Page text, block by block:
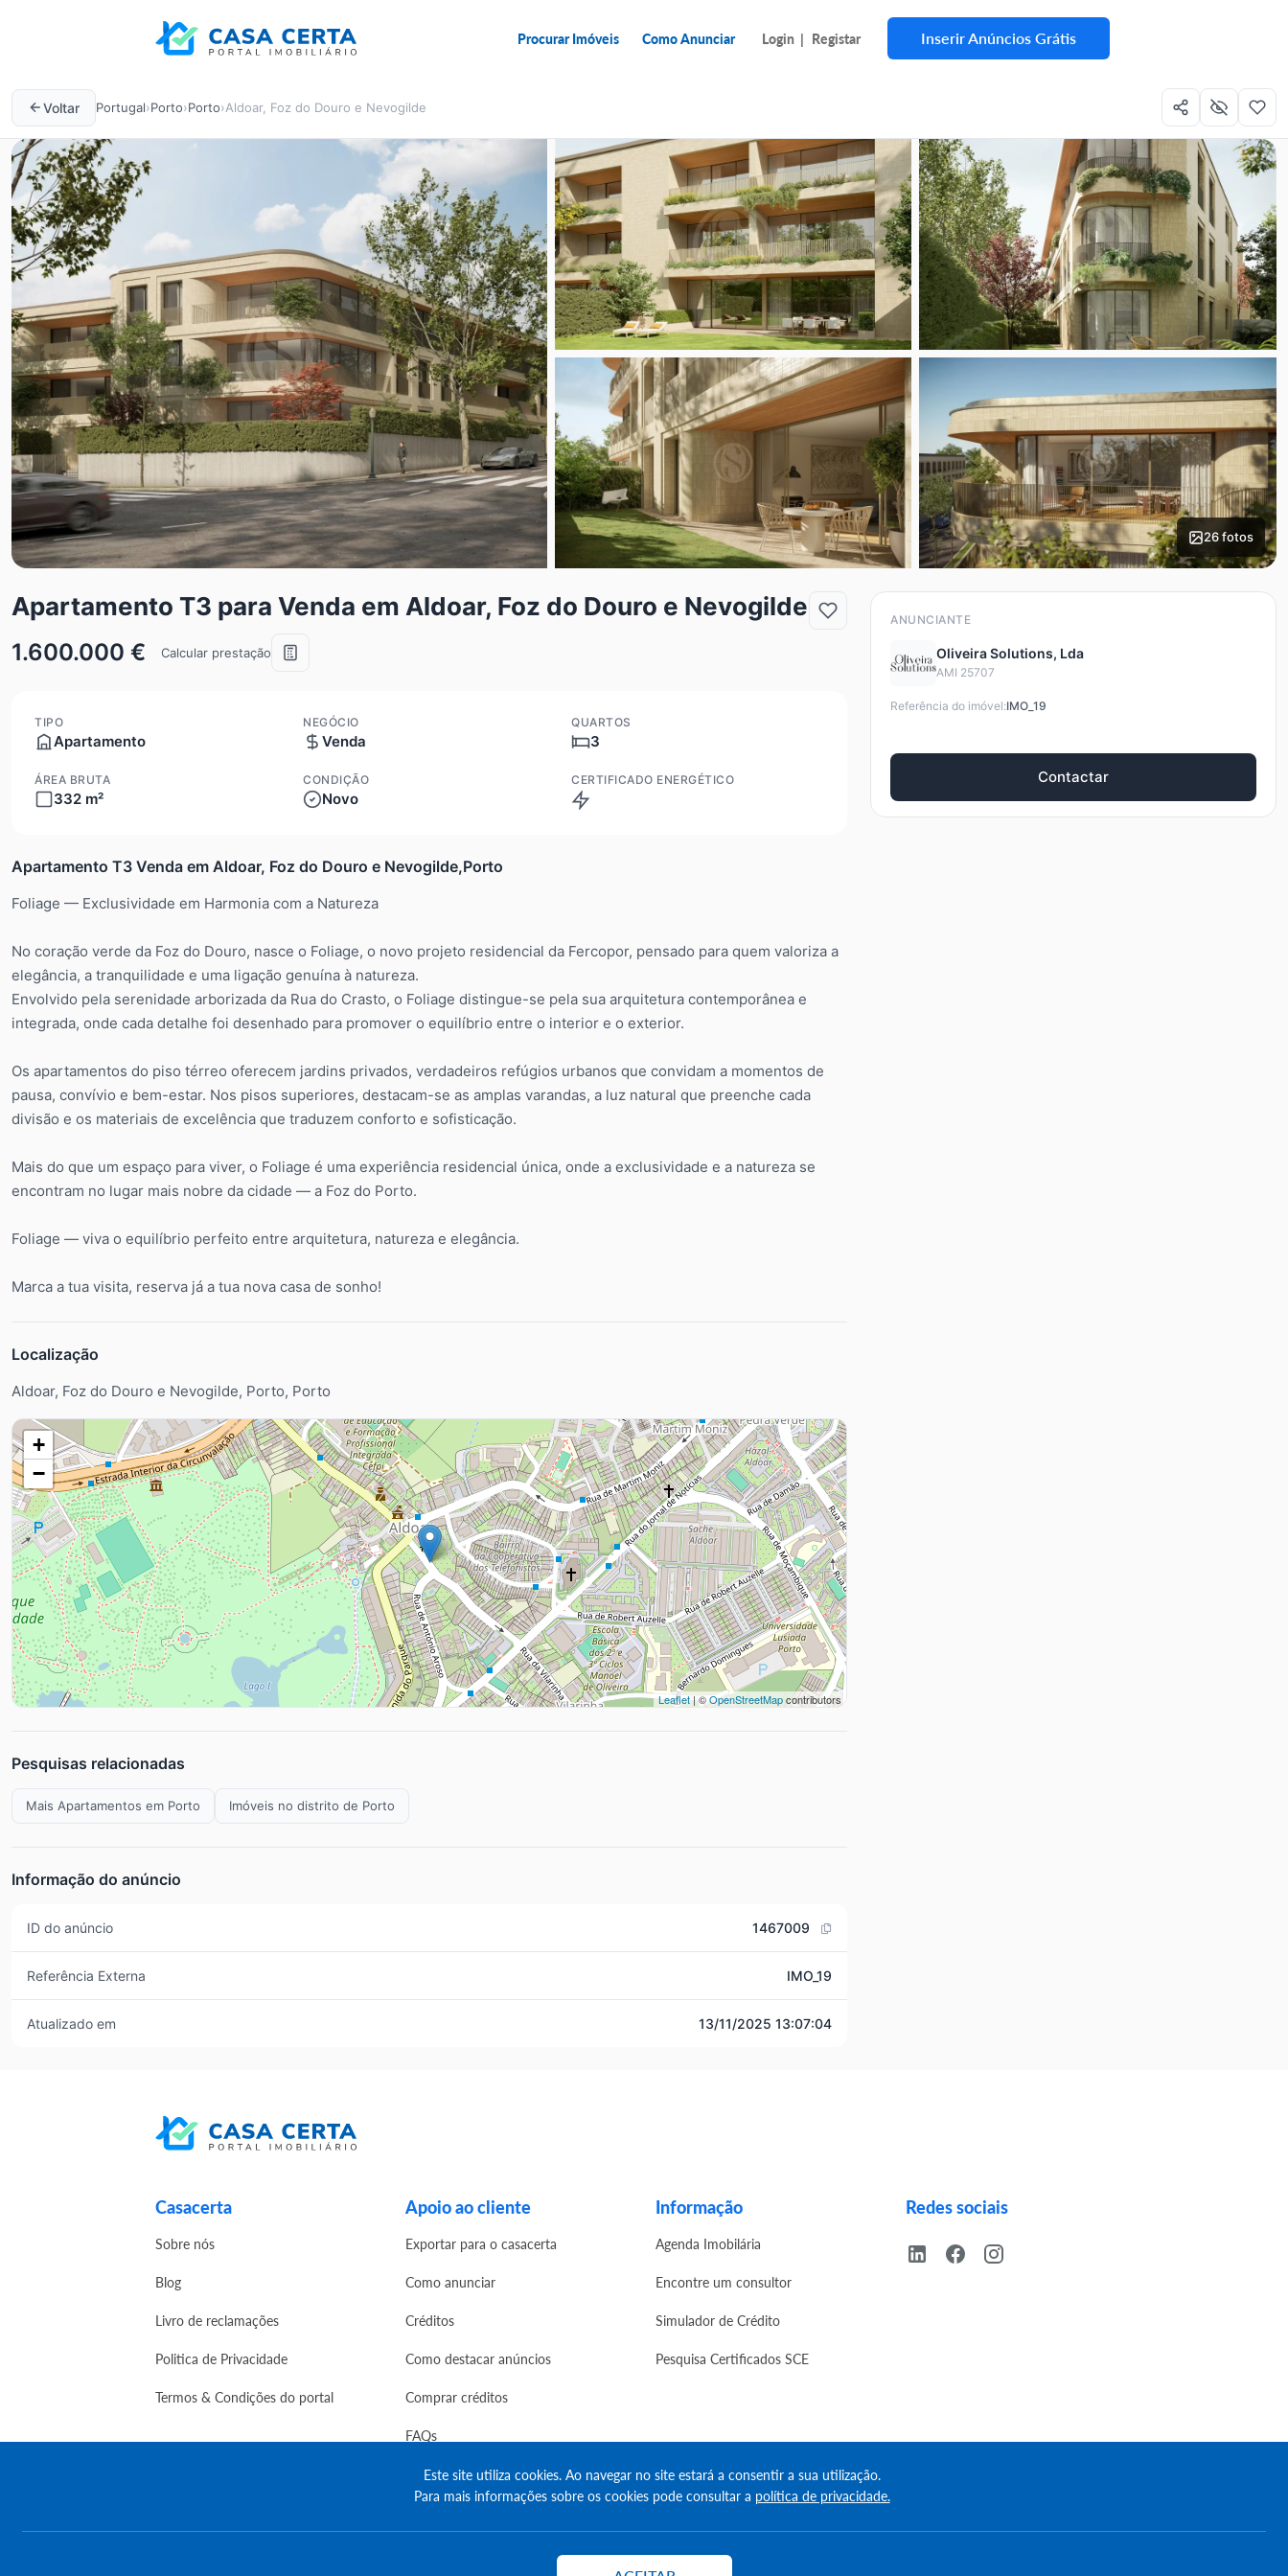
Procurar Imóveis Como Anunciar Login | Registar Inserir Anúncios Grátis
Voltar Portugal›Porto›Porto›Aldoar, Foz do Douro e Nevogilde
26 fotos
Apartamento T3 para Venda em Aldoar, Foz do Douro e Nevogilde
1.600.000 € Calcular prestação
TIPO
Apartamento
NEGÓCIO
Venda
QUARTOS
3
ÁREA BRUTA
332 m²
CONDIÇÃO
Novo
CERTIFICADO ENERGÉTICO
Apartamento T3 Venda em Aldoar, Foz do Douro e Nevogilde,Porto
Foliage — Exclusividade em Harmonia com a Natureza
No coração verde da Foz do Douro, nasce o Foliage, o novo projeto residencial da Fercopor, pensado para quem valoriza a
elegância, a tranquilidade e uma ligação genuína à natureza.
Envolvido pela serenidade arborizada da Rua do Crasto, o Foliage distingue-se pela sua arquitetura contemporânea e
integrada, onde cada detalhe foi desenhado para promover o equilíbrio entre o interior e o exterior.
Os apartamentos do piso térreo oferecem jardins privados, verdadeiros refúgios urbanos que convidam a momentos de
pausa, convívio e bem-estar. Nos pisos superiores, destacam-se as amplas varandas, a luz natural que preenche cada
divisão e os materiais de excelência que traduzem conforto e sofisticação.
Mais do que um espaço para viver, o Foliage é uma experiência residencial única, onde a exclusividade e a natureza se
encontram no lugar mais nobre da cidade — a Foz do Porto.
Foliage — viva o equilíbrio perfeito entre arquitetura, natureza e elegância.
Marca a tua visita, reserva já a tua nova casa de sonho!
Localização
Aldoar, Foz do Douro e Nevogilde, Porto, Porto
+
−
Leaflet| ©OpenStreetMapcontributors
Pesquisas relacionadas
Mais Apartamentos em Porto Imóveis no distrito de Porto
Informação do anúncio
ID do anúncio 1467009
Referência Externa IMO_19
Atualizado em 13/11/2025 13:07:04
ANUNCIANTE
Oliveira Solutions, Lda
AMI 25707
Referência do imóvel:IMO_19
Contactar
Casacerta
Sobre nós
Blog
Livro de reclamações
Politica de Privacidade
Termos & Condições do portal
Apoio ao cliente
Exportar para o casacerta
Como anunciar
Créditos
Como destacar anúncios
Comprar créditos
FAQs
Informação
Agenda Imobilária
Encontre um consultor
Simulador de Crédito
Pesquisa Certificados SCE
Redes sociais
© Copyright 2023 | CASACERTA. All rights reserved
Este site utiliza cookies. Ao navegar no site estará a consentir a sua utilização.
Para mais informações sobre os cookies pode consultar a política de privacidade.